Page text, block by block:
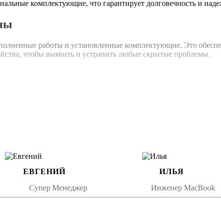
комплектующие, что гарантирует долговечность и
работы и установленные комплектующие. Это
чтобы выявить и устранить любые скрытые проблемы.
сервисный центр для получения точной информации.
ЕВГЕНИЙ
Супер Менеджер
ИЛЬЯ
Инженер MacBook